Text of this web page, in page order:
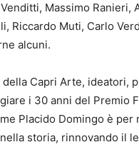
Massimo Ranieri,
Riccardo Muti, Carlo
alcuni.
Capri Arte, ideatori,
i 30 anni del Premio
Placido Domingo è
storia, rinnovando il